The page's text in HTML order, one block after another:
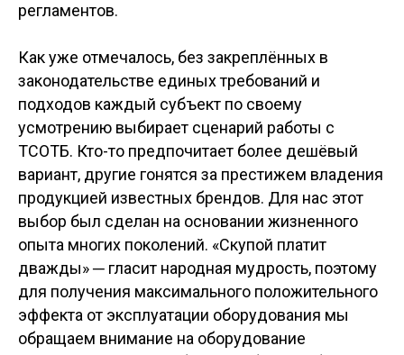
регламентов.
Как уже отмечалось, без закреплённых в
законодательстве единых требований и
подходов каждый субъект по своему
усмотрению выбирает сценарий работы с
ТСОТБ. Кто-то предпочитает более дешёвый
вариант, другие гонятся за престижем владения
продукцией известных брендов. Для нас этот
выбор был сделан на основании жизненного
опыта многих поколений. «Скупой платит
дважды» ─ гласит народная мудрость, поэтому
для получения максимального положительного
эффекта от эксплуатации оборудования мы
обращаем внимание на оборудование